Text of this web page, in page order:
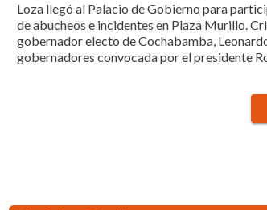
Loza llegó al Palacio de Gobierno para
de abucheos e incidentes en Plaza Murillo.
gobernador electo de Cochabamba,
gobernadores convocada por el presidente